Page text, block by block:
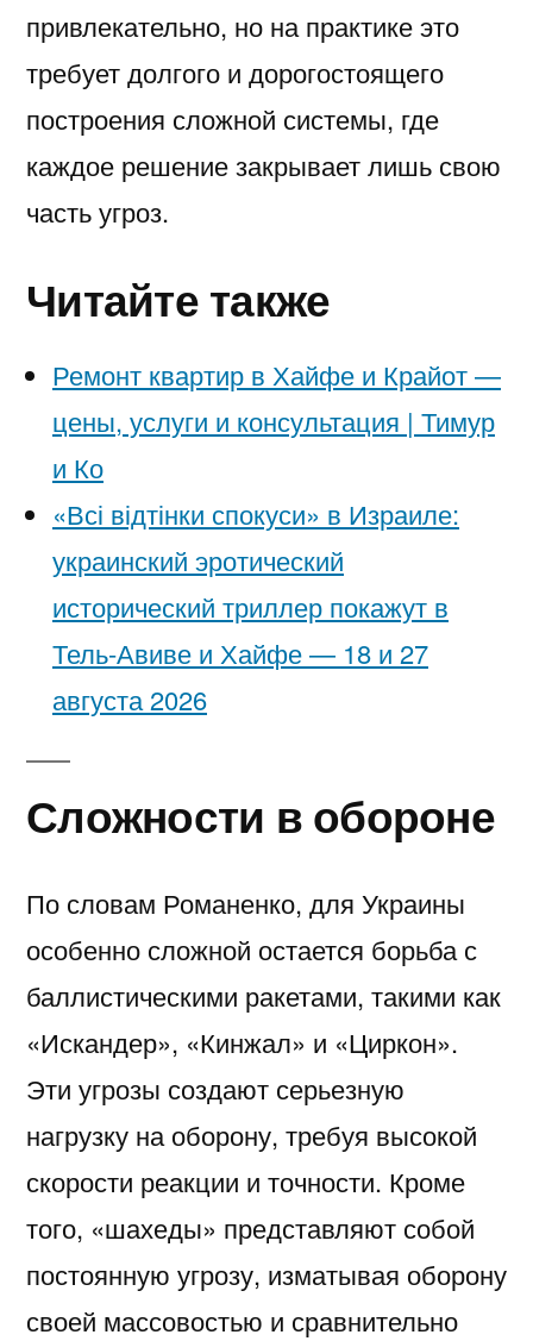
привлекательно, но на практике это
требует долгого и дорогостоящего
построения сложной системы, где
каждое решение закрывает лишь свою
часть угроз.
Читайте также
Ремонт квартир в Хайфе и Крайот —
цены, услуги и консультация | Тимур
и Ко
«Всі відтінки спокуси» в Израиле:
украинский эротический
исторический триллер покажут в
Тель-Авиве и Хайфе — 18 и 27
августа 2026
Сложности в обороне
По словам Романенко, для Украины
особенно сложной остается борьба с
баллистическими ракетами, такими как
«Искандер», «Кинжал» и «Циркон».
Эти угрозы создают серьезную
нагрузку на оборону, требуя высокой
скорости реакции и точности. Кроме
того, «шахеды» представляют собой
постоянную угрозу, изматывая оборону
своей массовостью и сравнительно